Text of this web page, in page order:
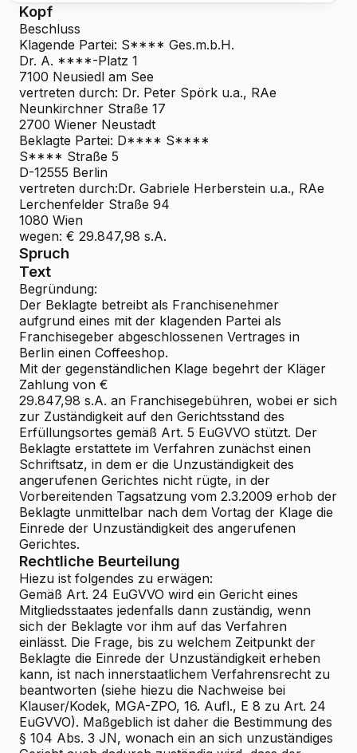
Kopf
Beschluss
Klagende Partei: S**** Ges.m.b.H.
Dr. A. ****-Platz 1
7100 Neusiedl am See
vertreten durch: Dr. Peter Spörk u.a., RAe
Neunkirchner Straße 17
2700 Wiener Neustadt
Beklagte Partei: D**** S****
S**** Straße 5
D-12555 Berlin
vertreten durch:Dr. Gabriele Herberstein u.a., RAe
Lerchenfelder Straße 94
1080 Wien
wegen: € 29.847,98 s.A.
Spruch
Text
Begründung:
Der Beklagte betreibt als Franchisenehmer
aufgrund eines mit der klagenden Partei als
Franchisegeber abgeschlossenen Vertrages in
Berlin einen Coffeeshop.
Mit der gegenständlichen Klage begehrt der Kläger
Zahlung von €
29.847,98 s.A. an Franchisegebühren, wobei er sich
zur Zuständigkeit auf den Gerichtsstand des
Erfüllungsortes gemäß Art. 5 EuGVVO stützt. Der
Beklagte erstattete im Verfahren zunächst einen
Schriftsatz, in dem er die Unzuständigkeit des
angerufenen Gerichtes nicht rügte, in der
Vorbereitenden Tagsatzung vom 2.3.2009 erhob der
Beklagte unmittelbar nach dem Vortag der Klage die
Einrede der Unzuständigkeit des angerufenen
Gerichtes.
Rechtliche Beurteilung
Hiezu ist folgendes zu erwägen:
Gemäß Art. 24 EuGVVO wird ein Gericht eines
Mitgliedsstaates jedenfalls dann zuständig, wenn
sich der Beklagte vor ihm auf das Verfahren
einlässt. Die Frage, bis zu welchem Zeitpunkt der
Beklagte die Einrede der Unzuständigkeit erheben
kann, ist nach innerstaatlichem Verfahrensrecht zu
beantworten (siehe hiezu die Nachweise bei
Klauser/Kodek, MGA-ZPO, 16. Aufl., E 8 zu Art. 24
EuGVVO). Maßgeblich ist daher die Bestimmung des
§ 104 Abs. 3 JN, wonach ein an sich unzuständiges